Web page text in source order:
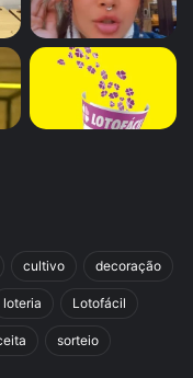
cultivo decoração
loteria Lotofácil
sorteio